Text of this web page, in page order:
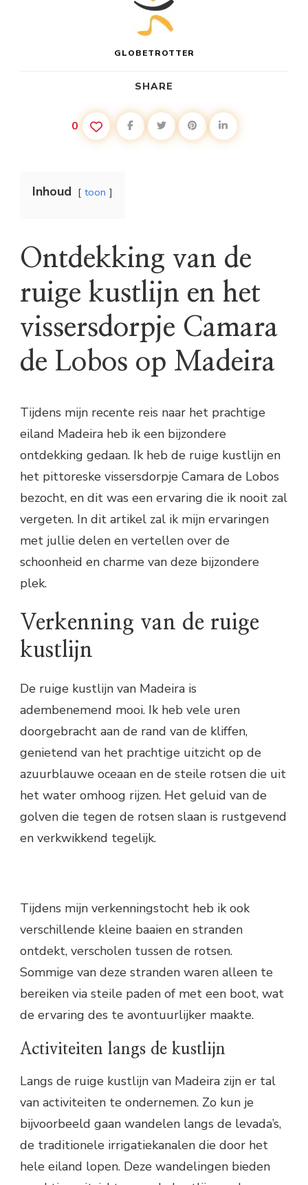
GLOBETROTTER
SHARE
0
Inhoud toon
Ontdekking van de
ruige kustlijn en het
vissersdorpje Camara
de Lobos op Madeira
Tijdens mijn recente reis naar het prachtige
eiland Madeira heb ik een bijzondere
ontdekking gedaan. Ik heb de ruige kustlijn en
het pittoreske vissersdorpje Camara de Lobos
bezocht, en dit was een ervaring die ik nooit zal
vergeten. In dit artikel zal ik mijn ervaringen
met jullie delen en vertellen over de
schoonheid en charme van deze bijzondere
plek.
Verkenning van de ruige
kustlijn
De ruige kustlijn van Madeira is
adembenemend mooi. Ik heb vele uren
doorgebracht aan de rand van de kliffen,
genietend van het prachtige uitzicht op de
azuurblauwe oceaan en de steile rotsen die uit
het water omhoog rijzen. Het geluid van de
golven die tegen de rotsen slaan is rustgevend
en verkwikkend tegelijk.
Tijdens mijn verkenningstocht heb ik ook
verschillende kleine baaien en stranden
ontdekt, verscholen tussen de rotsen.
Sommige van deze stranden waren alleen te
bereiken via steile paden of met een boot, wat
de ervaring des te avontuurlijker maakte.
Activiteiten langs de kustlijn
Langs de ruige kustlijn van Madeira zijn er tal
van activiteiten te ondernemen. Zo kun je
bijvoorbeeld gaan wandelen langs de levada’s,
de traditionele irrigatiekanalen die door het
hele eiland lopen. Deze wandelingen bieden